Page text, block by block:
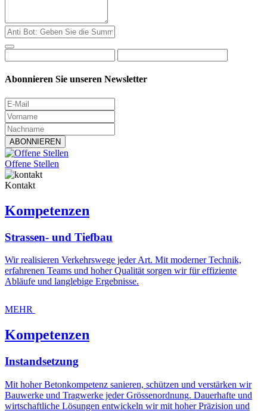
Abonnieren Sie unseren Newsletter
Offene Stellen
Kontakt
Kompetenzen
Strassen- und Tiefbau
Wir realisieren Verkehrswege jeder Art. Mit moderner Technik,
erfahrenen Teams und hoher Qualität sorgen wir für effiziente
Abläufe und langlebige Ergebnisse.
MEHR
Kompetenzen
Instandsetzung
Mit hoher Betonkompetenz sanieren, schützen und verstärken wir
Bauwerke und Tragwerke jeder Grössenordnung. Dauerhafte und
wirtschaftliche Lösungen entwickeln wir mit hoher Präzision und